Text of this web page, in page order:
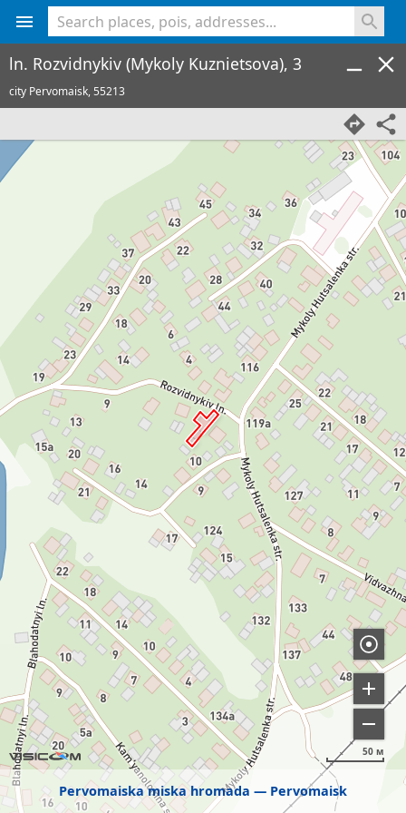
Pervomaiska miska hromada Pervomaisk
50 м
ln. Rozvidnykiv (Mykoly Kuznietsova), 3
city Pervomaisk,55213
<% console.log(hcard) %>